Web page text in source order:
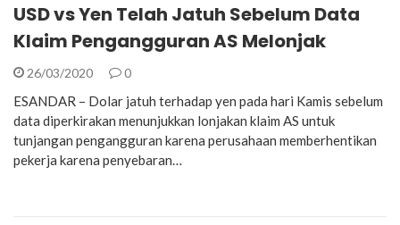
USD vs Yen Telah Jatuh Sebelum Data
Klaim Pengangguran AS Melonjak
26/03/2020 0
ESANDAR – Dolar jatuh terhadap yen pada hari Kamis sebelum
data diperkirakan menunjukkan lonjakan klaim AS untuk
tunjangan pengangguran karena perusahaan memberhentikan
pekerja karena penyebaran…